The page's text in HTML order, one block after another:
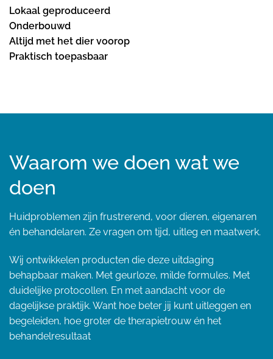
Lokaal geproduceerd
Onderbouwd
Altijd met het dier voorop
Praktisch toepasbaar
Waarom we doen wat we
doen
Huidproblemen zijn frustrerend, voor dieren, eigenaren
én behandelaren. Ze vragen om tijd, uitleg en maatwerk.
Wij ontwikkelen producten die deze uitdaging
behapbaar maken. Met geurloze, milde formules. Met
duidelijke protocollen. En met aandacht voor de
dagelijkse praktijk. Want hoe beter jij kunt uitleggen en
begeleiden, hoe groter de therapietrouw én het
behandelresultaat